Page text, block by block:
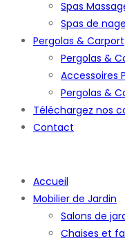
Spas
Spas de
Pergolas & Carport
Pergolas &
Accessoires
Pergolas &
Téléchargez nos
Contact
Accueil
Mobilier de Jardin
Salons de
Chaises et